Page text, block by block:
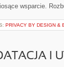
wsparcie.
PRIVACY BY DESIGN &
I